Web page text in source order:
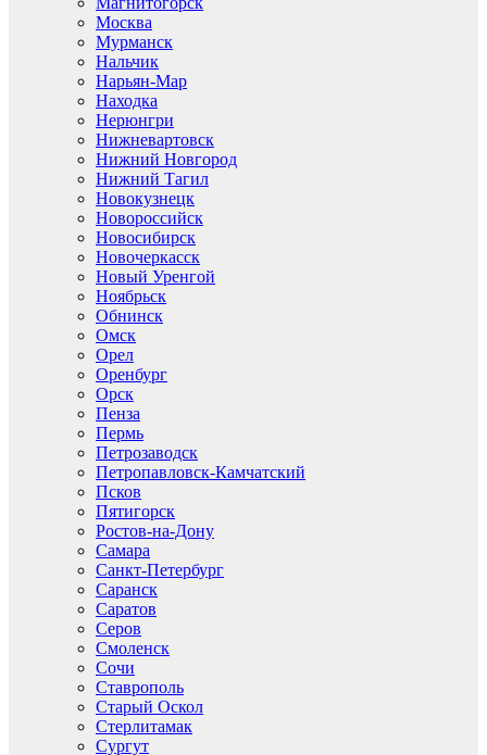
Москва
Мурманск
Нальчик
Нарьян-Мар
Находка
Нерюнгри
Нижневартовск
Нижний Новгород
Нижний Тагил
Новокузнецк
Новороссийск
Новосибирск
Новочеркасск
Новый Уренгой
Ноябрьск
Обнинск
Омск
Орел
Оренбург
Орск
Пенза
Пермь
Петрозаводск
Петропавловск-Камчатский
Псков
Пятигорск
Ростов-на-Дону
Самара
Санкт-Петербург
Саранск
Саратов
Серов
Смоленск
Сочи
Ставрополь
Старый Оскол
Стерлитамак
Сургут